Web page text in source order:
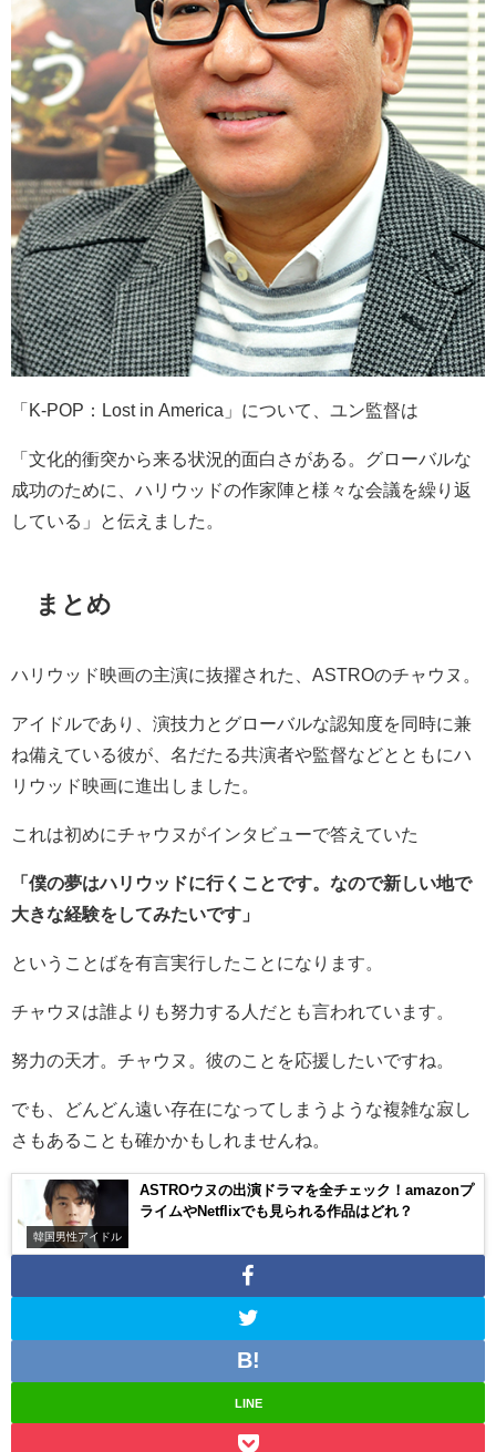
「K-POP：Lost in America」について、ユン監督は
「文化的衝突から来る状況的面白さがある。グローバルな
成功のために、ハリウッドの作家陣と様々な会議を繰り返
している」と伝えました。
まとめ
ハリウッド映画の主演に抜擢された、ASTROのチャウヌ。
アイドルであり、演技力とグローバルな認知度を同時に兼
ね備えている彼が、名だたる共演者や監督などとともにハ
リウッド映画に進出しました。
これは初めにチャウヌがインタビューで答えていた
「僕の夢はハリウッドに行くことです。なので新しい地で
大きな経験をしてみたいです」
ということばを有言実行したことになります。
チャウヌは誰よりも努力する人だとも言われています。
努力の天才。チャウヌ。彼のことを応援したいですね。
でも、どんどん遠い存在になってしまうような複雑な寂し
さもあることも確かかもしれませんね。
韓国男性アイドル
ASTROウヌの出演ドラマを全チェック！amazonプ
ライムやNetflixでも見られる作品はどれ？
LINE